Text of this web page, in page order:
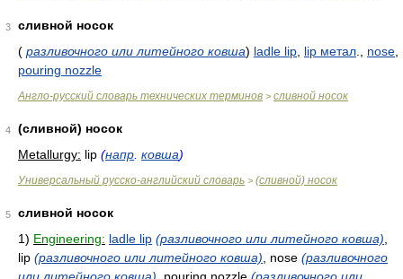
3
сливной носок
( разливочного или литейного ковша) ladle lip lip метал nose
pouring nozzle
Англо-русский словарь технических терминов > сливной носок
4
(сливной) носок
Metallurgy: lip (напр ковша)
Универсальный русско-английский словарь > (сливной) носок
5
сливной носок
1) Engineering: ladle lip (разливочного или литейного ковша)
lip (разливочного или литейного ковша) , nose (разливочного